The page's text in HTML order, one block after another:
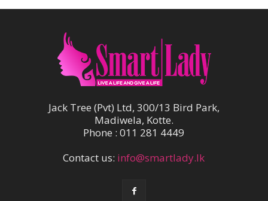
Jack Tree (Pvt) Ltd, 300/13 Bird Park,
Madiwela, Kotte.
Phone : 011 281 4449
Contact us: info@smartlady.lk